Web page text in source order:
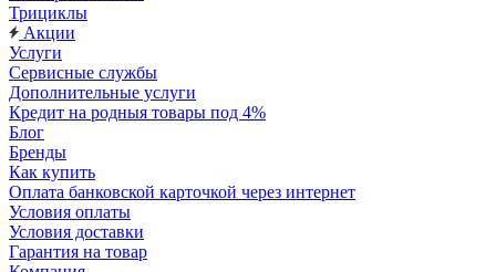
Трициклы
Акции
Услуги
Сервисные службы
Дополнительные услуги
Кредит на родныя товары под 4%
Блог
Бренды
Как купить
Оплата банковской карточкой через интернет
Условия оплаты
Условия доставки
Гарантия на товар